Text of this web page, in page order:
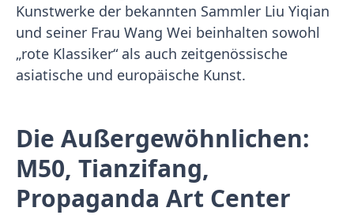
Kunstwerke der bekannten Sammler Liu Yiqian
und seiner Frau Wang Wei beinhalten sowohl
„rote Klassiker“ als auch zeitgenössische
asiatische und europäische Kunst.
Die Außergewöhnlichen:
M50, Tianzifang,
Propaganda Art Center